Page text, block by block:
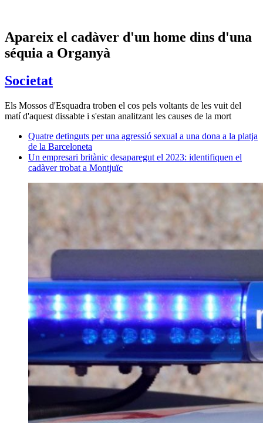
Apareix el cadàver d'un home dins d'una
séquia a Organyà
Societat
Els Mossos d'Esquadra troben el cos pels voltants de les vuit del
matí d'aquest dissabte i s'estan analitzant les causes de la mort
Quatre detinguts per una agressió sexual a una dona a la platja
de la Barceloneta
Un empresari britànic desaparegut el 2023: identifiquen el
cadàver trobat a Montjuïc